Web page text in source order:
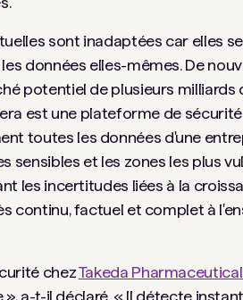
sont inadaptées car elles
données elles-mêmes. De
potentiel de plusieurs
est une plateforme de
toutes les données d'une
sensibles et les zones les plus
les incertitudes liées à la
continu, factuel et complet à
chezTakeda
», a-t-il déclaré. « Il détecte